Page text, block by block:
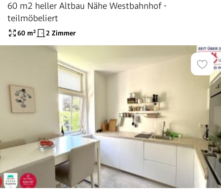
60 m2 heller Altbau Nähe Westbahnhof -
teilmöbeliert
60 m² 2 Zimmer